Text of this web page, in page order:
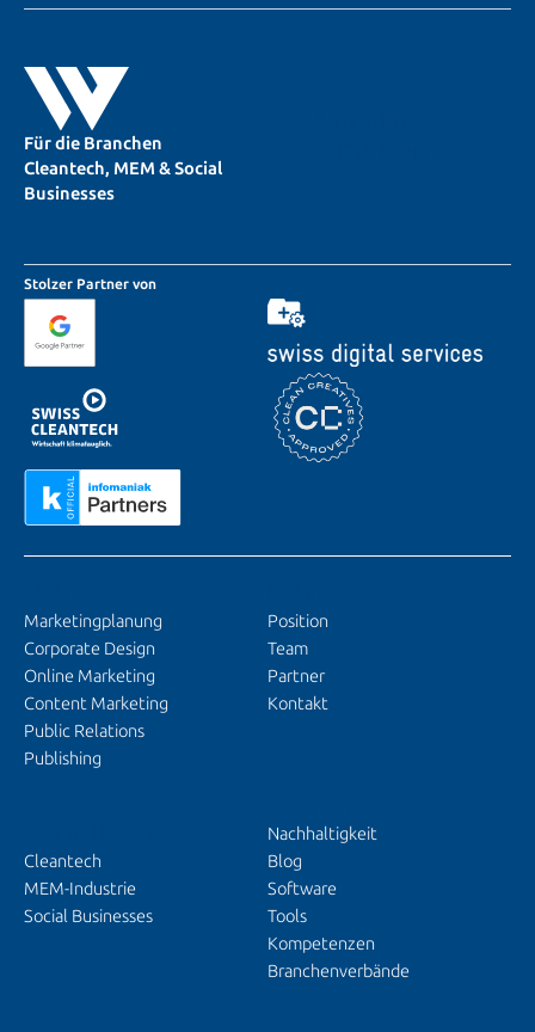
Für die Branchen
Cleantech, MEM & Social
Businesses
Stolzer Partner von
Marketingplanung
Corporate Design
Online Marketing
Content Marketing
Public Relations
Publishing
Cleantech
MEM-Industrie
Social Businesses
Position
Team
Partner
Kontakt
Nachhaltigkeit
Blog
Software
Tools
Kompetenzen
Branchenverbände